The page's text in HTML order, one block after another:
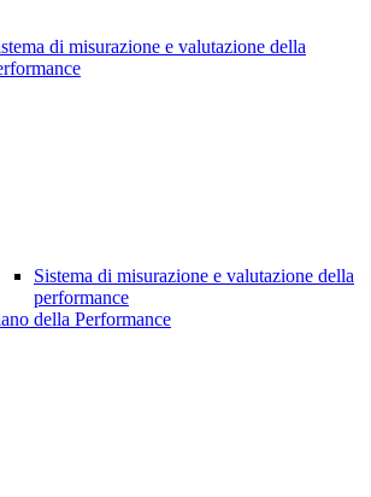
di misurazione e valutazione della
Sistema di misurazione e valutazione della
performance
della Performance